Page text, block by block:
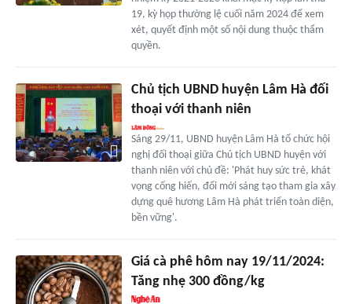
19, kỳ họp thường lệ cuối năm 2024 để xem
xét, quyết định một số nội dung thuộc thẩm
quyền.
Chủ tịch UBND huyện Lâm Hà đối
thoại với thanh niên
Sáng 29/11, UBND huyện Lâm Hà tổ chức hội
nghị đối thoại giữa Chủ tịch UBND huyện với
thanh niên với chủ đề: 'Phát huy sức trẻ, khát
vọng cống hiến, đổi mới sáng tạo tham gia xây
dựng quê hương Lâm Hà phát triển toàn diện,
bền vững'.
Giá cà phê hôm nay 19/11/2024:
Tăng nhẹ 300 đồng/kg